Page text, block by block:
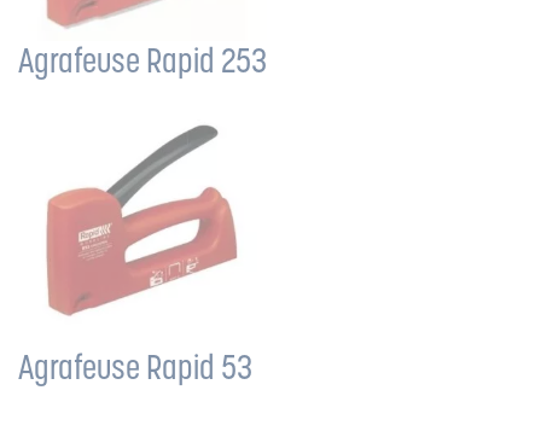
Agrafeuse Rapid 253
Agrafeuse Rapid 53